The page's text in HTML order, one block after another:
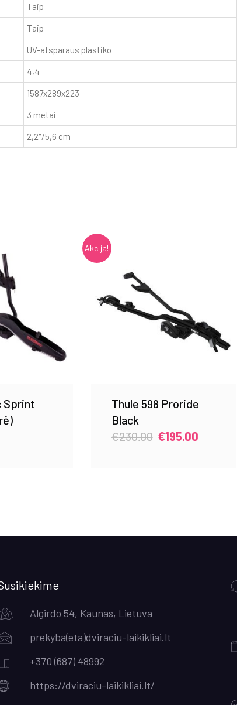
Taip
Taip
UV-atsparaus plastiko
4,4
1587x289x223
3 metai
2,2″/5,6 cm
Sprint
Akcija!
Thule 598 Proride
Black
€230.00 Original
€195.00Current
Algirdo 54, Kaunas, Lietuva
prekyba(eta)dviraciu-laikikliai.lt
+370 (687) 48992
https://dviraciu-laikikliai.lt/